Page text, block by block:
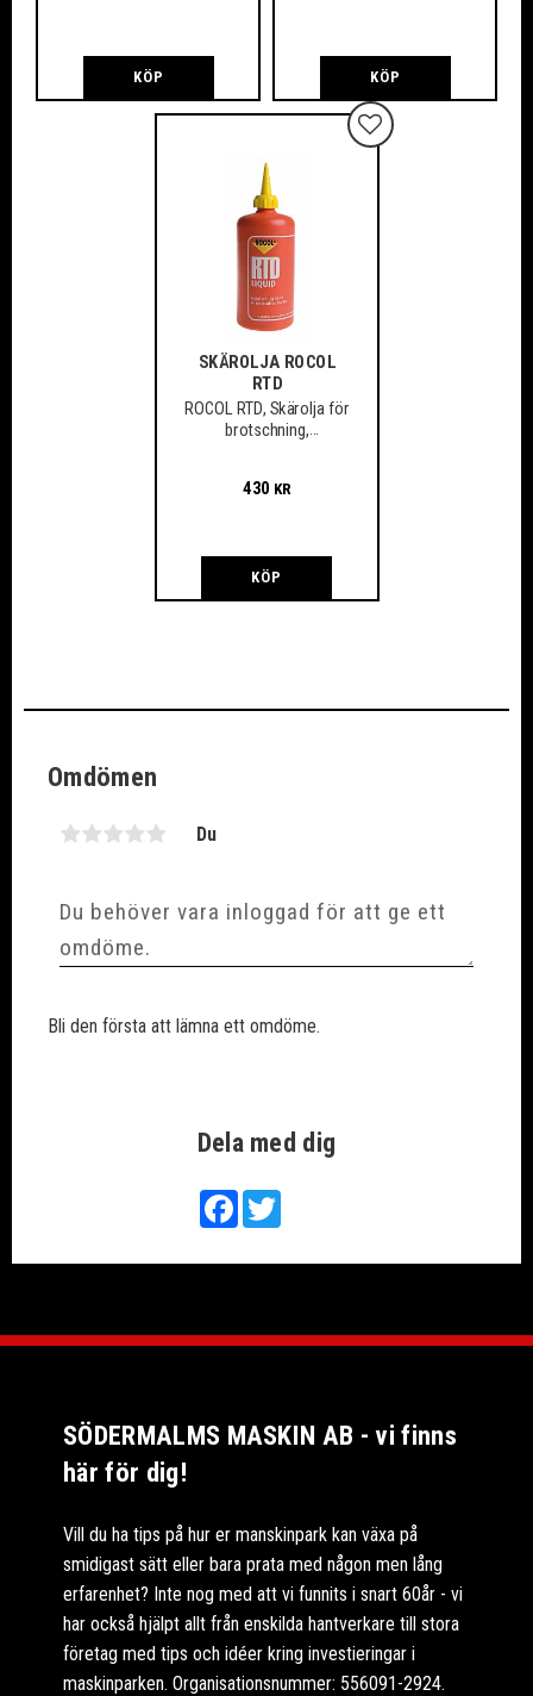
KÖP KÖP
SKÄROLJA ROCOL
RTD
ROCOL RTD, Skärolja för
brotschning,
430 KR
Lägg till i favoriter
KÖP
Dela med dig
FacebookTwitter
Omdömen
Du
Bli den första att lämna ett omdöme.
SÖDERMALMS MASKIN AB - vi finns
här för dig!
Vill du ha tips på hur er manskinpark kan växa på
smidigast sätt eller bara prata med någon men lång
erfarenhet? Inte nog med att vi funnits i snart 60år - vi
har också hjälpt allt från enskilda hantverkare till stora
företag med tips och idéer kring investieringar i
maskinparken. Organisationsnummer: 556091-2924.